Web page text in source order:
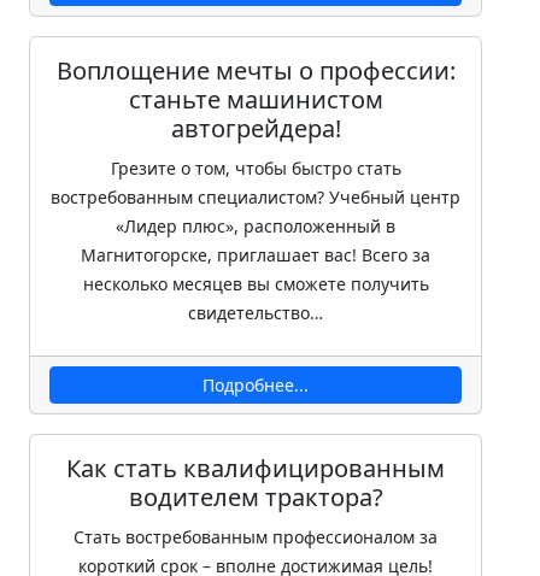
Воплощение мечты о профессии:
станьте машинистом
автогрейдера!
Грезите о том, чтобы быстро стать
востребованным специалистом? Учебный центр
«Лидер плюс», расположенный в
Магнитогорске, приглашает вас! Всего за
несколько месяцев вы сможете получить
свидетельство…
Подробнее...
Как стать квалифицированным
водителем трактора?
Стать востребованным профессионалом за
короткий срок – вполне достижимая цель!